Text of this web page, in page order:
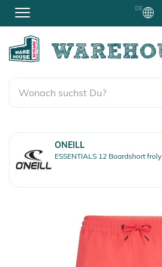
DE
ONEILL
ESSENTIALS 12 Boardshort froly